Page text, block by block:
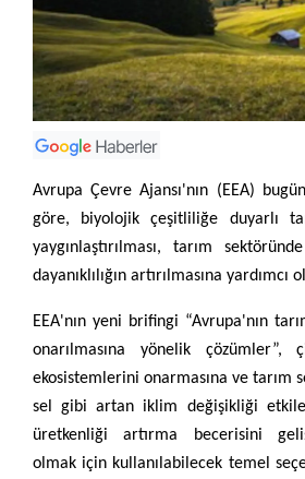
Avrupa Çevre Ajansı'nın (EEA)
göre, biyolojik çeşitliliğe duyarlı
yaygınlaştırılması, tarım
dayanıklılığın artırılmasına yardımcı
EEA'nın yeni brifingi “Avrupa'nın
onarılmasına yönelik çözümler”,
ekosistemlerini onarmasına ve tarım
sel gibi artan iklim değişikliği
üretkenliği artırma becerisini
olmak için kullanılabilecek temel